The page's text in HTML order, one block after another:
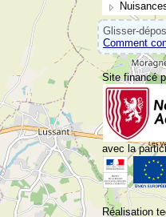
Glisser-
Comment
Site financé
avec la
Réalisation